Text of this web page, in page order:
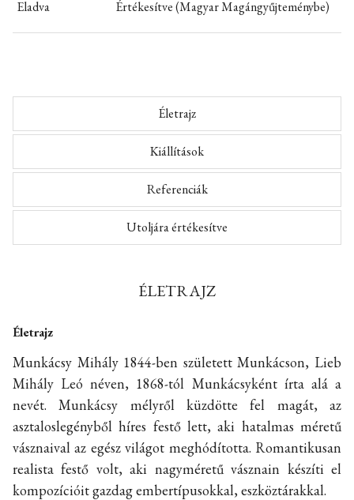
Eladva Értékesítve (Magyar Magángyűjteménybe)
Életrajz
Kiállítások
Referenciák
Utoljára értékesítve
ÉLETRAJZ
Életrajz
Munkácsy Mihály 1844-ben született Munkácson, Lieb
Mihály Leó néven, 1868-tól Munkácsyként írta alá a
nevét. Munkácsy mélyről küzdötte fel magát, az
asztaloslegényből híres festő lett, aki hatalmas méretű
vásznaival az egész világot meghódította. Romantikusan
realista festő volt, aki nagyméretű vásznain készíti el
kompozícióit gazdag embertípusokkal, eszköztárakkal.